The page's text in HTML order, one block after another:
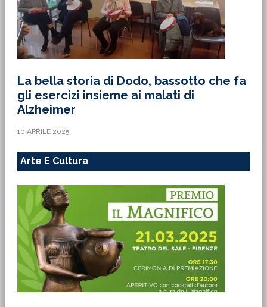
La bella storia di Dodo, bassotto che fa
gli esercizi insieme ai malati di
Alzheimer
10 APRILE 2025
Arte E Cultura